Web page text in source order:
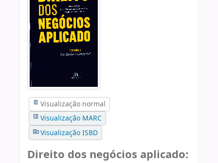
Visualização normal
Visualização MARC
Visualização ISBD
Direito dos negócios aplicado: